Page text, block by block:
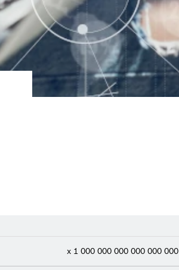
x 1 000 000 000 000 000 000